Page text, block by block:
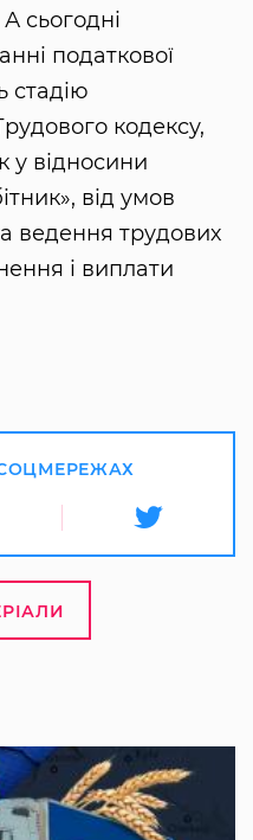
сьогодні
податкової
стадію
кодексу,
у відносини
від умов
ведення трудових
і виплати